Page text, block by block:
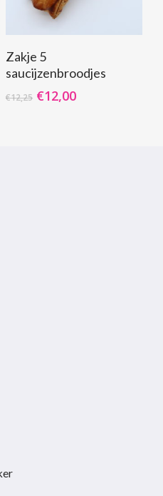
Winkelwagen
Zakje 5
saucijzenbroodjes
€12,25 Oorspronkelijke
€12,00Huidige